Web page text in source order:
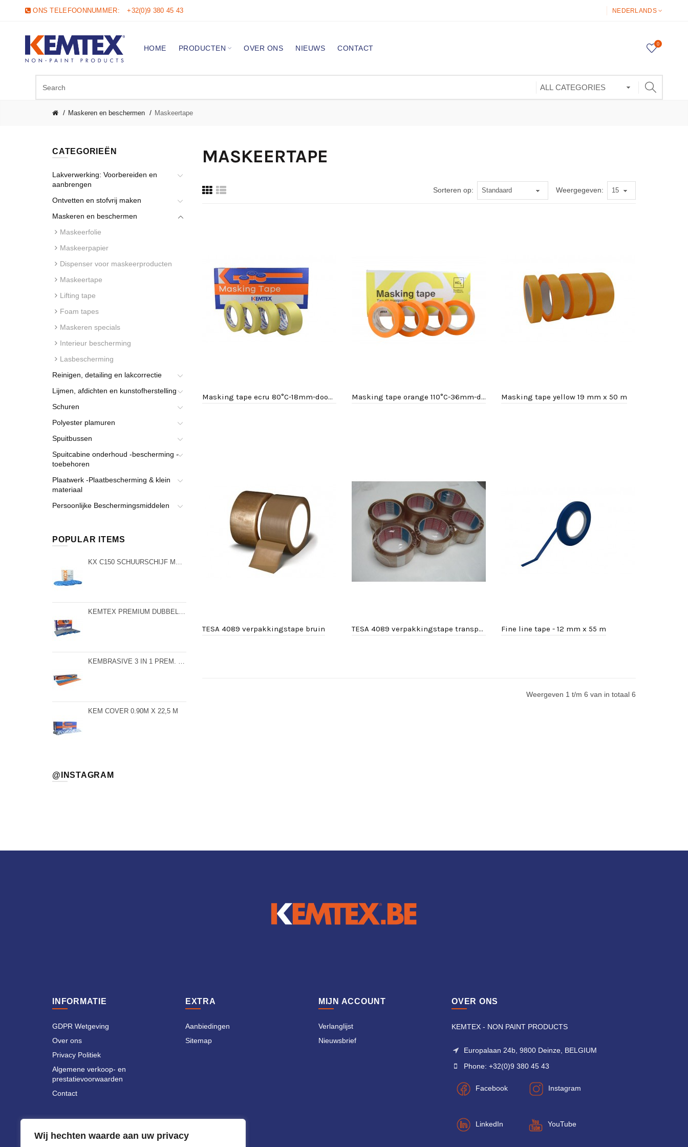
Wij hechten waarde aan uw privacy
ONS TELEFOONNUMMER: +32(0)9 380 45 43 NEDERLANDS
HOME PRODUCTEN OVER ONS NIEUWS CONTACT 0
Maskeren en beschermen Maskeertape
CATEGORIEËN
Lakverwerking: Voorbereiden en
aanbrengen
Ontvetten en stofvrij maken
Maskeren en beschermen
Maskeerfolie
Maskeerpapier
Dispenser voor maskeerproducten
Maskeertape
Lifting tape
Foam tapes
Maskeren specials
Interieur bescherming
Lasbescherming
Reinigen, detailing en lakcorrectie
Lijmen, afdichten en kunstofherstelling
Schuren
Polyester plamuren
Spuitbussen
Spuitcabine onderhoud -bescherming -
toebehoren
Plaatwerk -Plaatbescherming & klein
materiaal
Persoonlijke Beschermingsmiddelen
POPULAR ITEMS
KX C150 SCHUURSCHIJF MET KERAMISCHE KORREL P400-50ST/DOOS
KEMTEX PREMIUM DUBBELZIJDIGE SCHUURSPONS P320-20ST/DOOS
KEMBRASIVE 3 IN 1 PREM. CER. STRIPS P60 - DOOS 25ST
KEM COVER 0.90M X 22,5 M
@INSTAGRAM
MASKEERTAPE
Sorteren op: Weergegeven:
Masking tape ecru 80°C-18mm-doos 48 rollen Masking tape orange 110°C-36mm-doos 24 rollen Masking tape yellow 19 mm x 50 m
TESA 4089 verpakkingstape bruin TESA 4089 verpakkingstape transparant Fine line tape - 12 mm x 55 m
Weergeven 1 t/m 6 van in totaal 6
INFORMATIE
GDPR Wetgeving
Over ons
Privacy Politiek
Algemene verkoop- en
prestatievoorwaarden
Contact
EXTRA
Aanbiedingen
Sitemap
MIJN ACCOUNT
Verlanglijst
Nieuwsbrief
OVER ONS
KEMTEX - NON PAINT PRODUCTS
Europalaan 24b, 9800 Deinze, BELGIUM
Phone: +32(0)9 380 45 43
Facebook Instagram
LinkedIn YouTube